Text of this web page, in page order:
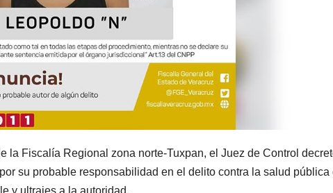
la Fiscalía Regional zona norte-Tuxpan, el Juez de Control
su probable responsabilidad en el delito contra la salud pública
y ultrajes a la autoridad.